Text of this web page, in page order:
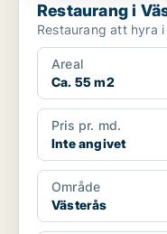
Restaurang i
Restaurang att hyra i
Areal
Ca. 55 m2
Pris pr. md.
Inte angivet
Område
Västerås